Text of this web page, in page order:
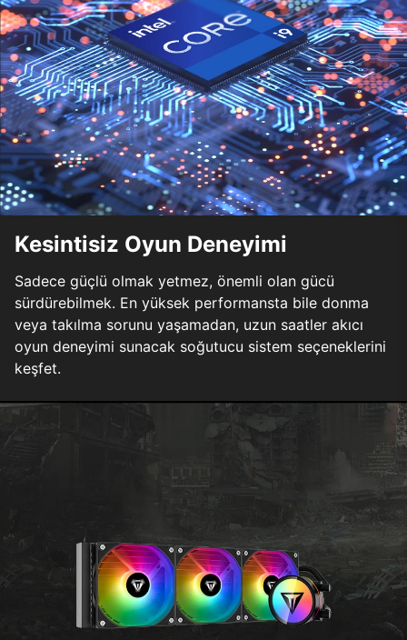
Kesintisiz Oyun Deneyimi
Sadece güçlü olmak yetmez, önemli olan gücü
sürdürebilmek. En yüksek performansta bile donma
veya takılma sorunu yaşamadan, uzun saatler akıcı
oyun deneyimi sunacak soğutucu sistem seçeneklerini
keşfet.